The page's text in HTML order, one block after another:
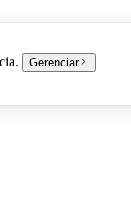
Gerenciar